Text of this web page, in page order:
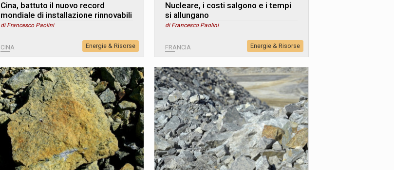
Cina, battuto il nuovo record
mondiale di installazione rinnovabili
di Francesco Paolini
CINA Energie & Risorse
Nucleare, i costi salgono e i tempi
si allungano
di Francesco Paolini
FRANCIA Energie & Risorse